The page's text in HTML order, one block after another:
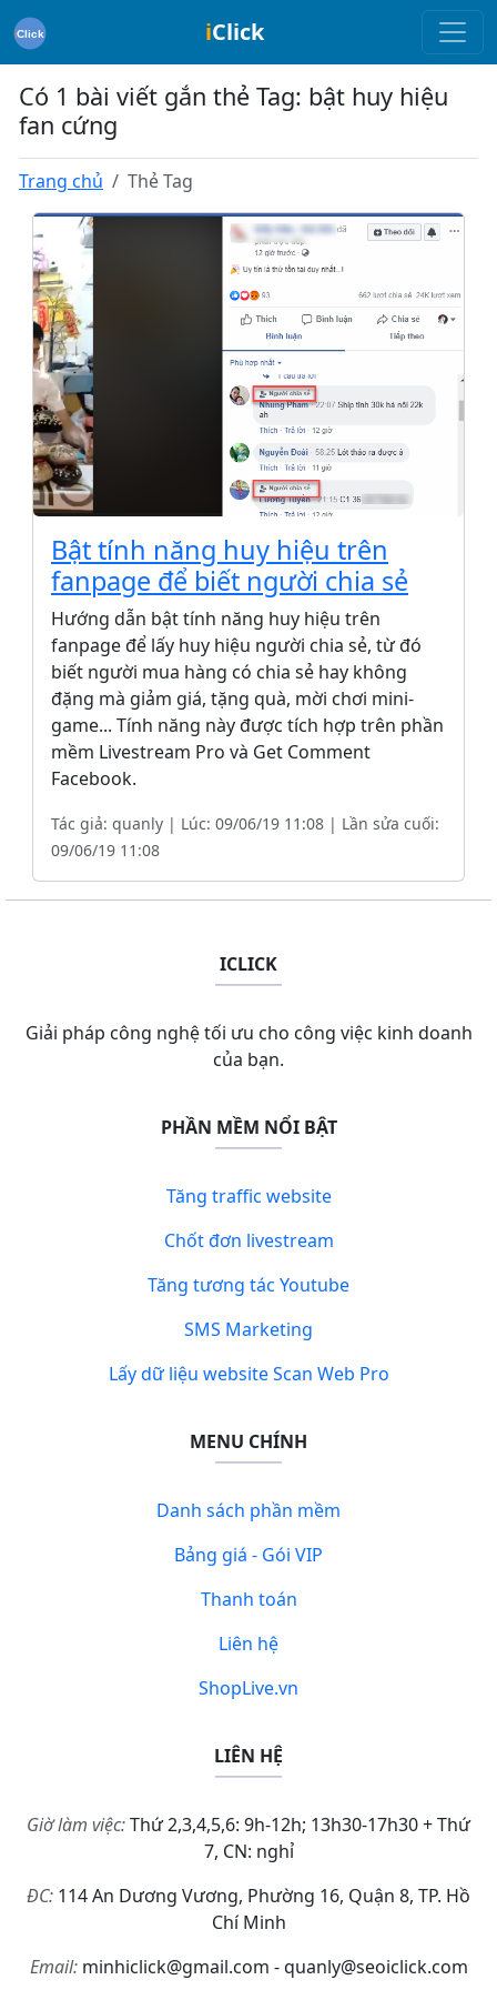
iClick
Có 1 bài viết gắn thẻ Tag: bật huy hiệu
fan cứng
Trang chủ Thẻ Tag
Bật tính năng huy hiệu trên
fanpage để biết người chia sẻ
Hướng dẫn bật tính năng huy hiệu trên
fanpage để lấy huy hiệu người chia sẻ, từ đó
biết người mua hàng có chia sẻ hay không
đặng mà giảm giá, tặng quà, mời chơi mini-
game... Tính năng này được tích hợp trên phần
mềm Livestream Pro và Get Comment
Facebook.
Tác giả: quanly | Lúc: 09/06/19 11:08 | Lần sửa cuối:
09/06/19 11:08
ICLICK
Giải pháp công nghệ tối ưu cho công việc kinh doanh
của bạn.
PHẦN MỀM NỔI BẬT
Tăng traffic website
Chốt đơn livestream
Tăng tương tác Youtube
SMS Marketing
Lấy dữ liệu website Scan Web Pro
MENU CHÍNH
Danh sách phần mềm
Bảng giá - Gói VIP
Thanh toán
Liên hệ
ShopLive.vn
LIÊN HỆ
Giờ làm việc:Thứ 2,3,4,5,6: 9h-12h; 13h30-17h30 + Thứ
7, CN: nghỉ
ĐC: 114 An Dương Vương, Phường 16, Quận 8, TP. Hồ
Chí Minh
Email:minhiclick@gmail.com - quanly@seoiclick.com